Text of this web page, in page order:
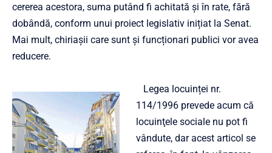
cererea acestora, suma putând fi achitată şi în rate, fără
dobândă, conform unui proiect legislativ inițiat la Senat.
Mai mult, chiriașii care sunt și funcționari publici vor avea
reducere.
Legea locuinței nr.
114/1996 prevede acum că
locuinţele sociale nu pot fi
vândute, dar acest articol se